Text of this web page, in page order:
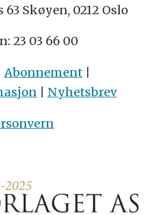
Skøyen, 0212 Oslo
23 03 66 00
Abonnement
Nyhetsbrev